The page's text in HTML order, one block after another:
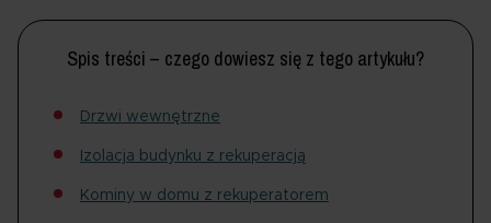
Spis treści – czego dowiesz się z tego artykułu?
Drzwi wewnętrzne
Izolacja budynku z rekuperacją
Kominy w domu z rekuperatorem